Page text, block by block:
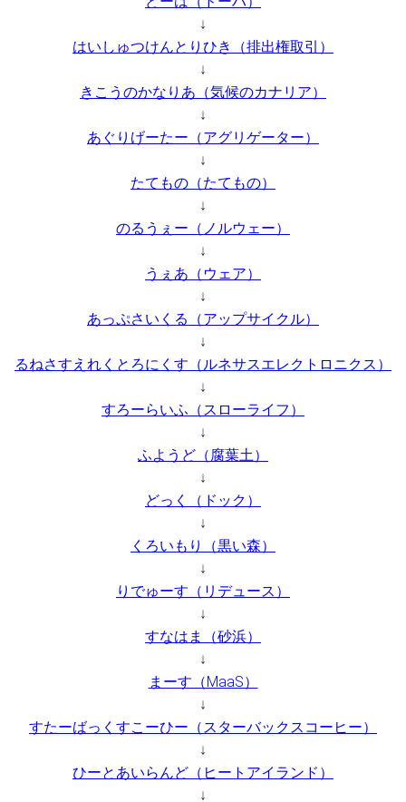
↓
はいしゅつけんとりひき（排出権取引）
↓
きこうのかなりあ（気候のカナリア）
↓
あぐりげーたー（アグリゲーター）
↓
たてもの（たてもの）
↓
のるうぇー（ノルウェー）
↓
うぇあ（ウェア）
↓
あっぷさいくる（アップサイクル）
↓
るねさすえれくとろにくす（ルネサスエレクトロニクス）
↓
すろーらいふ（スローライフ）
↓
ふようど（腐葉土）
↓
どっく（ドック）
↓
くろいもり（黒い森）
↓
りでゅーす（リデュース）
↓
すなはま（砂浜）
↓
まーす（MaaS）
↓
すたーばっくすこーひー（スターバックスコーヒー）
↓
ひーとあいらんど（ヒートアイランド）
↓